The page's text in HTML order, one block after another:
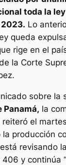
toda la
Lo
queda
rige en el
la Corte
sobre la
Panamá, la
el
la producción
revisando
y continúa